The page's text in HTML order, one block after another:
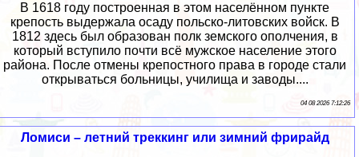
В 1618 году построенная в этом населённом пункте
крепость выдержала осаду польско-литовских войск. В
1812 здесь был образован полк земского ополчения, в
который вступило почти всё мужское население этого
района. После отмены крепостного права в городе стали
открываться больницы, училища и заводы....
04 08 2026 7:12:26
Ломиси – летний треккинг или зимний фрирайд